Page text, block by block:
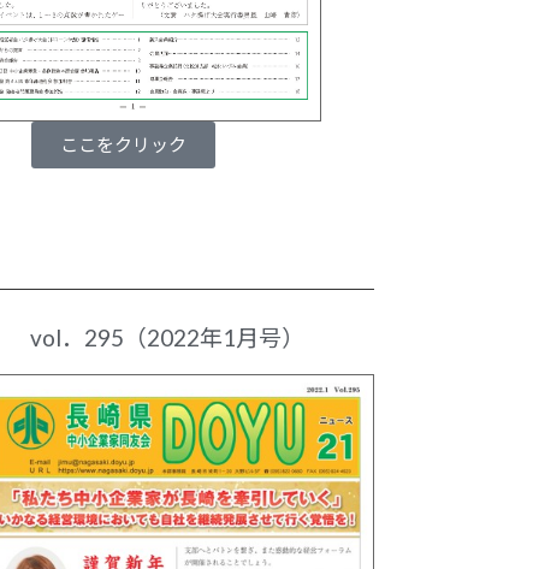
ここをクリック
vol．295（2022年1月号）